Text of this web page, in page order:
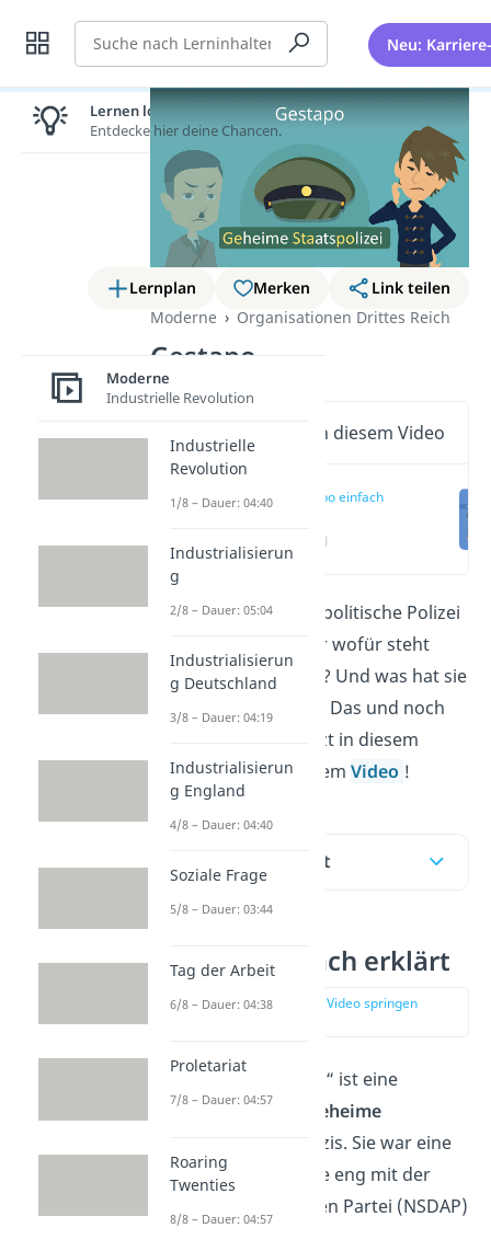
Suche Neu:
Lernplan Merken
Link teilen
Moderne
Organisationen Drittes Reich
Gestapo
Wichtige Inhalte in diesem Video
Gestapo einfach
(00:18)
Die Gestapo war die politische Polizei
im Nazi-Regime. Aber wofür steht
„Gestapo“ eigentlich? Und was hat sie
überhaupt gemacht? Das und noch
mehr erfährst du jetzt in diesem
Beitrag und in unserem Video !
Inhaltsübersicht
Gestapo einfach erklärt
zur Stelle im Video springen
Der Begriff „
“ ist eine
Abkürzung für die
Geheime
der Nazis. Sie war eine
politische Polizei
, die eng mit der
nationalsozialistischen Partei (NSDAP)
Lernen lohnt sich!
Entdecke hier deine Chancen.
Moderne
Industrielle Revolution
Industrielle
Revolution
1/8 – Dauer: 04:40
Industrialisierun
g
2/8 – Dauer: 05:04
Industrialisierun
g Deutschland
3/8 – Dauer: 04:19
Industrialisierun
g England
4/8 – Dauer: 04:40
Soziale Frage
5/8 – Dauer: 03:44
Tag der Arbeit
6/8 – Dauer: 04:38
Proletariat
7/8 – Dauer: 04:57
Roaring
Twenties
8/8 – Dauer: 04:57